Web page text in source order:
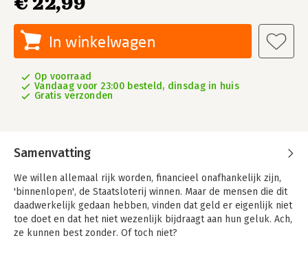
In winkelwagen
Op voorraad
Vandaag voor 23:00 besteld, dinsdag in huis
Gratis verzonden
Samenvatting
We willen allemaal rijk worden, financieel onafhankelijk zijn,
'binnenlopen', de Staatsloterij winnen. Maar de mensen die dit
daadwerkelijk gedaan hebben, vinden dat geld er eigenlijk niet
toe doet en dat het niet wezenlijk bijdraagt aan hun geluk. Ach,
ze kunnen best zonder. Of toch niet?